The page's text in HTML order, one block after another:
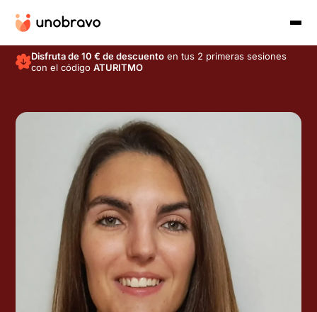
Disfruta de 10 € de descuento en tus 2 primeras sesiones
con el códigoATURITMO